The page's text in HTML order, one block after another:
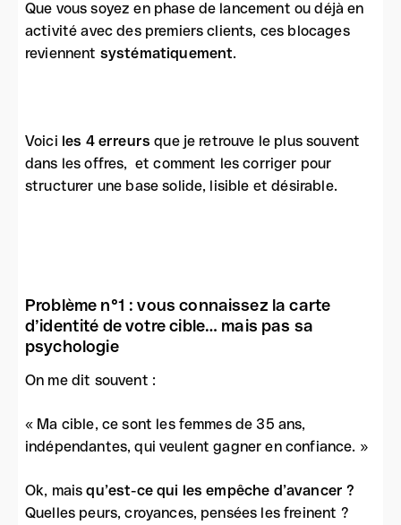
Que vous soyez en phase de lancement ou déjà en
activité avec des premiers clients, ces blocages
reviennent systématiquement.
Voici les 4 erreursque je retrouve le plus souvent
dans les offres, et comment les corriger pour
structurer une base solide, lisible et désirable.
Problème n°1 : vous connaissez la carte
d’identité de votre cible… mais pas sa
psychologie
On me dit souvent :
« Ma cible, ce sont les femmes de 35 ans,
indépendantes, qui veulent gagner en confiance. »
Ok, maisqu’est-ce qui les empêche d’avancer ?
Quelles peurs, croyances, pensées les freinent ?